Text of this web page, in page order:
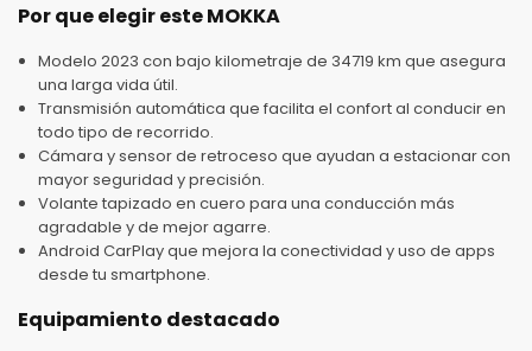
Por que elegir este MOKKA
Modelo 2023 con bajo kilometraje de 34719 km que asegura
una larga vida útil.
Transmisión automática que facilita el confort al conducir en
todo tipo de recorrido.
Cámara y sensor de retroceso que ayudan a estacionar con
mayor seguridad y precisión.
Volante tapizado en cuero para una conducción más
agradable y de mejor agarre.
Android CarPlay que mejora la conectividad y uso de apps
desde tu smartphone.
Equipamiento destacado